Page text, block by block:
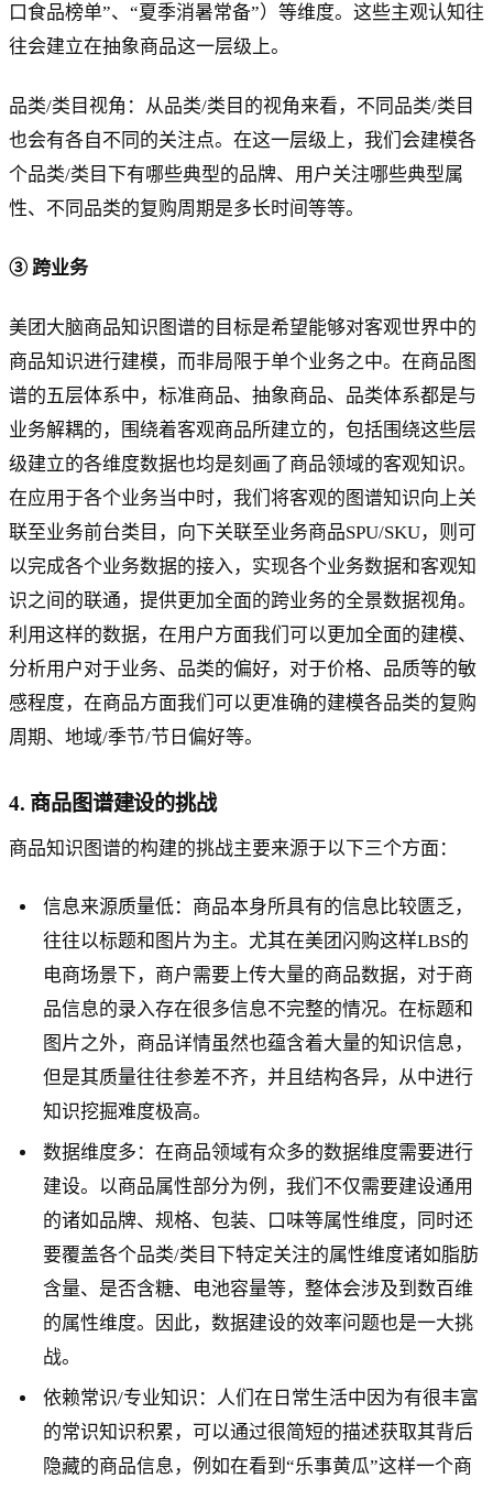
口食品榜单”、“夏季消暑常备”）等维度。这些主观认知往
往会建立在抽象商品这一层级上。
品类/类目视角：从品类/类目的视角来看，不同品类/类目
也会有各自不同的关注点。在这一层级上，我们会建模各
个品类/类目下有哪些典型的品牌、用户关注哪些典型属
性、不同品类的复购周期是多长时间等等。
③ 跨业务
美团大脑商品知识图谱的目标是希望能够对客观世界中的
商品知识进行建模，而非局限于单个业务之中。在商品图
谱的五层体系中，标准商品、抽象商品、品类体系都是与
业务解耦的，围绕着客观商品所建立的，包括围绕这些层
级建立的各维度数据也均是刻画了商品领域的客观知识。
在应用于各个业务当中时，我们将客观的图谱知识向上关
联至业务前台类目，向下关联至业务商品SPU/SKU，则可
以完成各个业务数据的接入，实现各个业务数据和客观知
识之间的联通，提供更加全面的跨业务的全景数据视角。
利用这样的数据，在用户方面我们可以更加全面的建模、
分析用户对于业务、品类的偏好，对于价格、品质等的敏
感程度，在商品方面我们可以更准确的建模各品类的复购
周期、地域/季节/节日偏好等。
4. 商品图谱建设的挑战
商品知识图谱的构建的挑战主要来源于以下三个方面：
信息来源质量低：商品本身所具有的信息比较匮乏，
往往以标题和图片为主。尤其在美团闪购这样LBS的
电商场景下，商户需要上传大量的商品数据，对于商
品信息的录入存在很多信息不完整的情况。在标题和
图片之外，商品详情虽然也蕴含着大量的知识信息，
但是其质量往往参差不齐，并且结构各异，从中进行
知识挖掘难度极高。
数据维度多：在商品领域有众多的数据维度需要进行
建设。以商品属性部分为例，我们不仅需要建设通用
的诸如品牌、规格、包装、口味等属性维度，同时还
要覆盖各个品类/类目下特定关注的属性维度诸如脂肪
含量、是否含糖、电池容量等，整体会涉及到数百维
的属性维度。因此，数据建设的效率问题也是一大挑
战。
依赖常识/专业知识：人们在日常生活中因为有很丰富
的常识知识积累，可以通过很简短的描述获取其背后
隐藏的商品信息，例如在看到“乐事黄瓜”这样一个商